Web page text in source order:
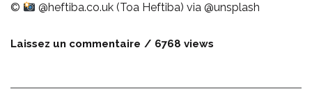
© @heftiba.co.uk (Toa Heftiba) via@unsplash
Laissez un commentaire 6768 views